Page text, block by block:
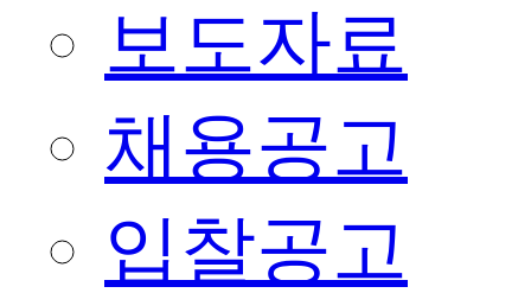
보도자료
채용공고
입찰공고